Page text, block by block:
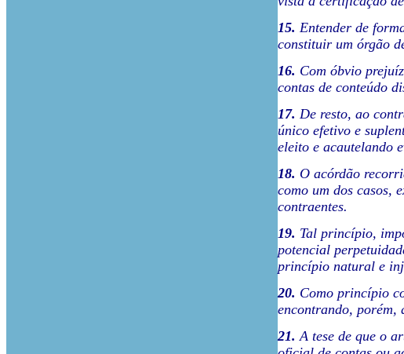
15. Entender de
constituir um órgão
16. Com óbvio
contas de conteúdo
17. De resto, ao
único efetivo e
eleito e acautelando
18. O acórdão
como um dos casos,
contraentes.
19. Tal princípio,
potencial
princípio natural e
20. Como princípio
encontrando, porém,
21. A tese de que o